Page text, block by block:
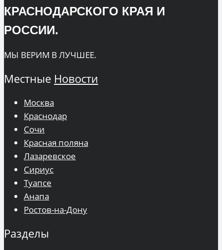
КРАСНОДАРСКОГО КРАЯ И
РОССИИ.
МЫ ВЕРИМ В ЛУЧШЕЕ.
Местные Новости
Москва
Краснодар
Сочи
Красная поляна
Лазаревское
Сириус
Туапсе
Анапа
Ростов-на-Дону
Разделы